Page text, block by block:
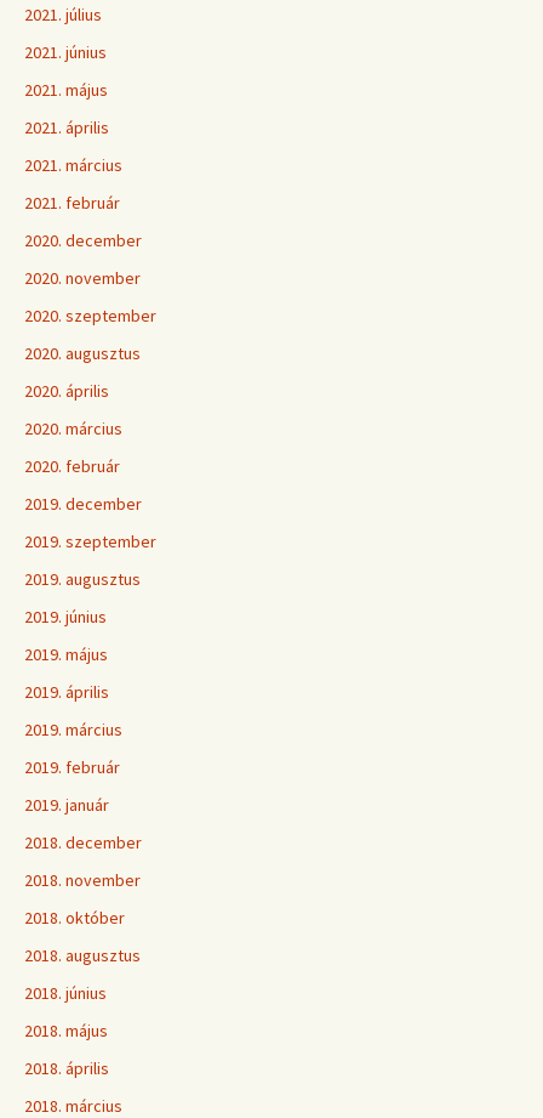
2021. július
2021. június
2021. május
2021. április
2021. március
2021. február
2020. december
2020. november
2020. szeptember
2020. augusztus
2020. április
2020. március
2020. február
2019. december
2019. szeptember
2019. augusztus
2019. június
2019. május
2019. április
2019. március
2019. február
2019. január
2018. december
2018. november
2018. október
2018. augusztus
2018. június
2018. május
2018. április
2018. március